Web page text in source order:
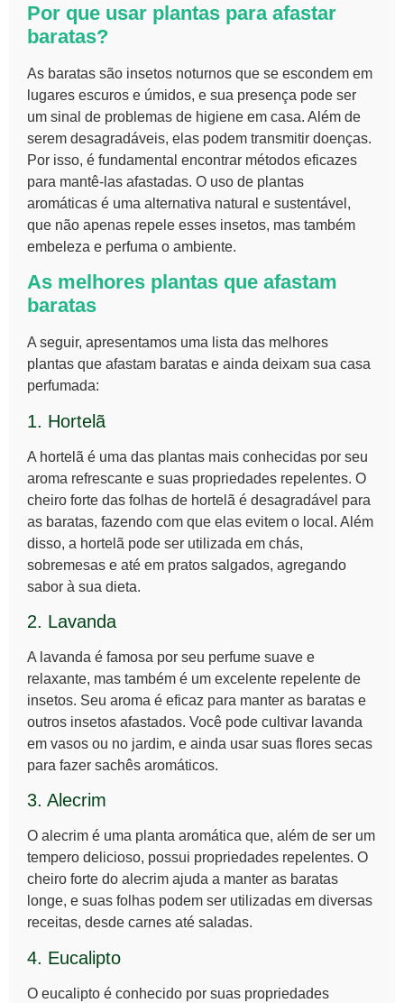
Por que usar plantas para afastar
baratas?
As baratas são insetos noturnos que se escondem em
lugares escuros e úmidos, e sua presença pode ser
um sinal de problemas de higiene em casa. Além de
serem desagradáveis, elas podem transmitir doenças.
Por isso, é fundamental encontrar métodos eficazes
para mantê-las afastadas. O uso de plantas
aromáticas é uma alternativa natural e sustentável,
que não apenas repele esses insetos, mas também
embeleza e perfuma o ambiente.
As melhores plantas que afastam
baratas
A seguir, apresentamos uma lista das melhores
plantas que afastam baratas e ainda deixam sua casa
perfumada:
1. Hortelã
A hortelã é uma das plantas mais conhecidas por seu
aroma refrescante e suas propriedades repelentes. O
cheiro forte das folhas de hortelã é desagradável para
as baratas, fazendo com que elas evitem o local. Além
disso, a hortelã pode ser utilizada em chás,
sobremesas e até em pratos salgados, agregando
sabor à sua dieta.
2. Lavanda
A lavanda é famosa por seu perfume suave e
relaxante, mas também é um excelente repelente de
insetos. Seu aroma é eficaz para manter as baratas e
outros insetos afastados. Você pode cultivar lavanda
em vasos ou no jardim, e ainda usar suas flores secas
para fazer sachês aromáticos.
3. Alecrim
O alecrim é uma planta aromática que, além de ser um
tempero delicioso, possui propriedades repelentes. O
cheiro forte do alecrim ajuda a manter as baratas
longe, e suas folhas podem ser utilizadas em diversas
receitas, desde carnes até saladas.
4. Eucalipto
O eucalipto é conhecido por suas propriedades